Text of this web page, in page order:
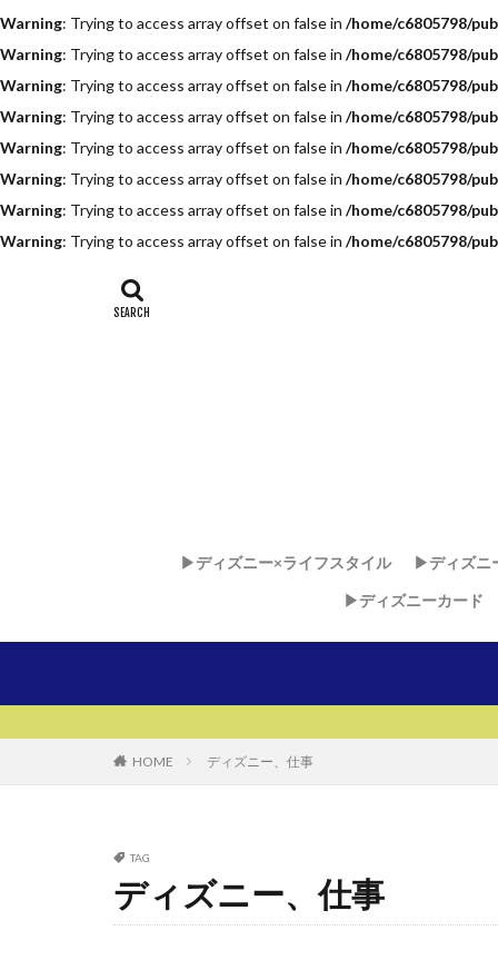
Warning: Trying to access array offset on false in /home/c6805798/
Warning: Trying to access array offset on false in /home/c6805798/
Warning: Trying to access array offset on false in /home/c6805798/
Warning: Trying to access array offset on false in /home/c6805798/
Warning: Trying to access array offset on false in /home/c6805798/
Warning: Trying to access array offset on false in /home/c6805798/
Warning: Trying to access array offset on false in /home/c6805798/
Warning: Trying to access array offset on false in /home/c6805798/
▶︎ディズニー×ライフスタイル ▶︎ディズニ
ディズニ
ディズ
ディズニ
▶︎ディズニーカード
HOME ディズニー、仕事
TAG
ディズニー、仕事